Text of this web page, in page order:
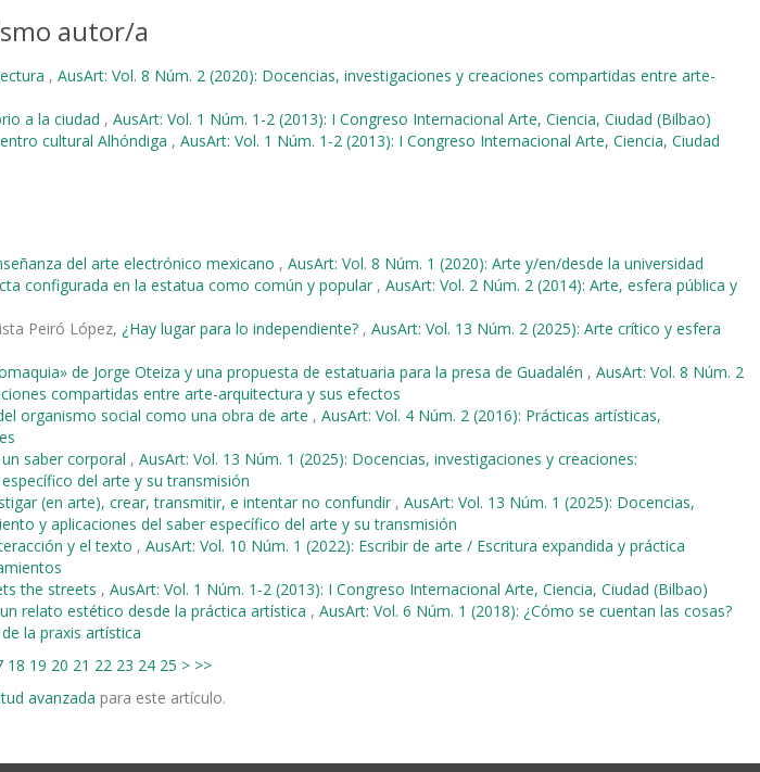
autor/a
, AusArt: Vol. 8 Núm. 2 (2020): Docencias, investigaciones y creaciones compartidas entre arte-
a la ciudad , AusArt: Vol. 1 Núm. 1-2 (2013): I Congreso Internacional Arte, Ciencia, Ciudad (Bilbao)
cultural Alhóndiga , AusArt: Vol. 1 Núm. 1-2 (2013): I Congreso Internacional Arte, Ciencia, Ciudad
del arte electrónico mexicano , AusArt: Vol. 8 Núm. 1 (2020): Arte y/en/desde la universidad
configurada en la estatua como común y popular , AusArt: Vol. 2 Núm. 2 (2014): Arte, esfera pública y
Peiró López, ¿Hay lugar para lo independiente? , AusArt: Vol. 13 Núm. 2 (2025): Arte crítico y esfera
de Jorge Oteiza y una propuesta de estatuaria para la presa de Guadalén , AusArt: Vol. 8 Núm. 2
compartidas entre arte-arquitectura y sus efectos
organismo social como una obra de arte , AusArt: Vol. 4 Núm. 2 (2016): Prácticas artísticas,
saber corporal , AusArt: Vol. 13 Núm. 1 (2025): Docencias, investigaciones y creaciones:
del arte y su transmisión
(en arte), crear, transmitir, e intentar no confundir , AusArt: Vol. 13 Núm. 1 (2025): Docencias,
y aplicaciones del saber específico del arte y su transmisión
y el texto , AusArt: Vol. 10 Núm. 1 (2022): Escribir de arte / Escritura expandida y práctica
the streets , AusArt: Vol. 1 Núm. 1-2 (2013): I Congreso Internacional Arte, Ciencia, Ciudad (Bilbao)
relato estético desde la práctica artística , AusArt: Vol. 6 Núm. 1 (2018): ¿Cómo se cuentan las cosas?
la praxis artística
18 19 20 21 22 23 24 25 > >>
avanzada para este artículo.